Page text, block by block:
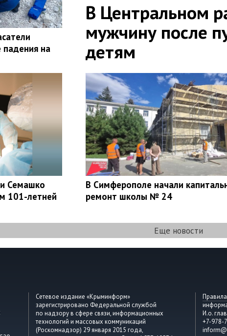
В Центральном
мужчину после
детям
падения на
Семашко
101-летней
В Симферополе начали
ремонт школы № 24
Еще новости
Сетевое издание «Крыминформ»
зарегистрировано Федеральной службой
по надзору в сфере связи, информационных
технологий и массовых коммуникаций
(Роскомнадзор) 29 января 2015 года,
И.о.
+7-978-